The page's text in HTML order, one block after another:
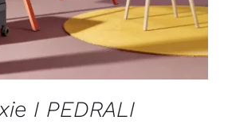
I PEDRALI